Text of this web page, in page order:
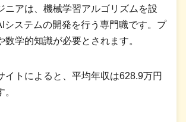
ニアは、機械学習アルゴリズムを設
システムの開発を行う専門職です。プ
数学的知識が必要とされます。
イトによると、平均年収は628.9万円